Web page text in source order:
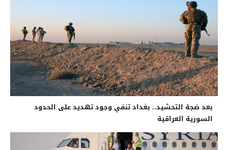
بعد ضجة التحشيد.. بغداد تنفي وجود تهديد على الحدود
السورية العراقية